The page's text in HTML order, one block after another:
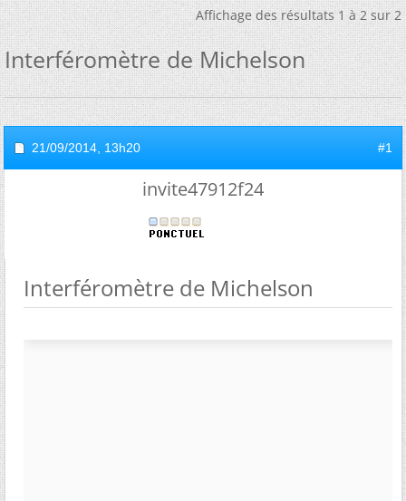
Affichage des résultats 1 à 2 sur 2
Interféromètre de Michelson
21/09/2014, 13h20 #1
invite47912f24
Interféromètre de Michelson